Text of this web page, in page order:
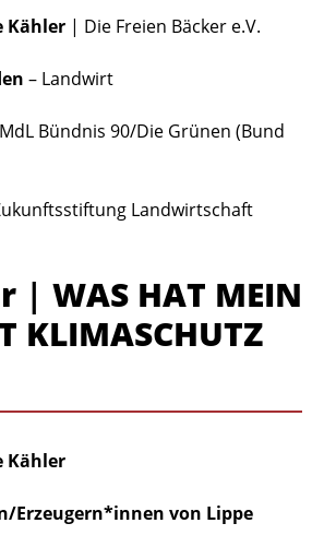
Kähler | Die Freien Bäcker e.V.
– Landwirt
Bündnis 90/Die Grünen (Bund
Landwirtschaft
| WAS HAT MEIN
KLIMASCHUTZ
Kähler
Erzeugern*innen von Lippe